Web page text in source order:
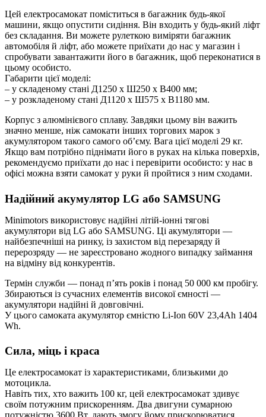
Цей електросамокат поміститься в багажник будь-якої
машини, якщо опустити сидіння. Він входить у будь-який ліфт
без складання. Ви можете рулеткою виміряти багажник
автомобіля й ліфт, або можете приїхати до нас у магазин і
спробувати завантажити його в багажник, щоб переконатися в
цьому особисто.
Габарити цієї моделі:
– у складеному стані Д1250 х Ш250 х В400 мм;
– у розкладеному стані Д1120 х Ш575 х В1180 мм.
Корпус з алюмінієвого сплаву. Завдяки цьому він важить
значно менше, ніж самокати інших торгових марок з
акумулятором такого самого об’єму. Вага цієї моделі 29 кг.
Якщо вам потрібно піднімати його в руках на кілька поверхів,
рекомендуємо приїхати до нас і перевірити особисто: у нас в
офісі можна взяти самокат у руки й пройтися з ним сходами.
Надійний акумулятор LG або SAMSUNG
Minimotors використовує надійні літій-іонні тягові
акумулятори від LG або SAMSUNG. Ці акумулятори —
найбезпечніші на ринку, із захистом від перезаряду й
перерозряду — не зареєстровано жодного випадку займання
на відміну від конкурентів.
Термін служби — понад п’ять років і понад 50 000 км пробігу.
Збираються із сучасних елементів високої ємності —
акумулятори надійні й довговічні.
У цього самоката акумулятор ємністю Li-Ion 60V 23,4Ah 1404
Wh.
Сила, міць і краса
Це електросамокат із характеристиками, близькими до
мотоцикла.
Навіть тих, хто важить 100 кг, цей електросамокат здивує
своїм потужним прискоренням. Два двигуни сумарною
потужністю 3600 Вт. дають змогу йому прискорюватися